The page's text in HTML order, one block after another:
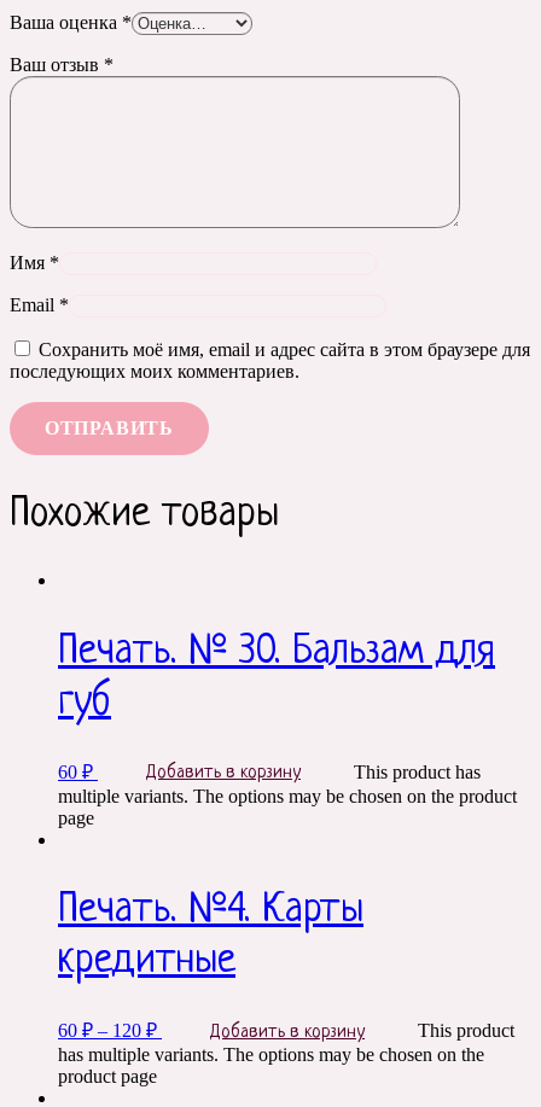
Ваша оценка *
Ваш отзыв *
Имя *
Email *
Сохранить моё имя, email и адрес сайта в этом браузере для
последующих моих комментариев.
Похожие товары
Печать. № 30. Бальзам для
губ
60 ₽ Добавить в корзину
This product has
multiple variants. The options may be chosen on the product
page
Печать. №4. Карты
кредитные
60 ₽ – 120 ₽ Добавить в корзину
This product
has multiple variants. The options may be chosen on the
product page